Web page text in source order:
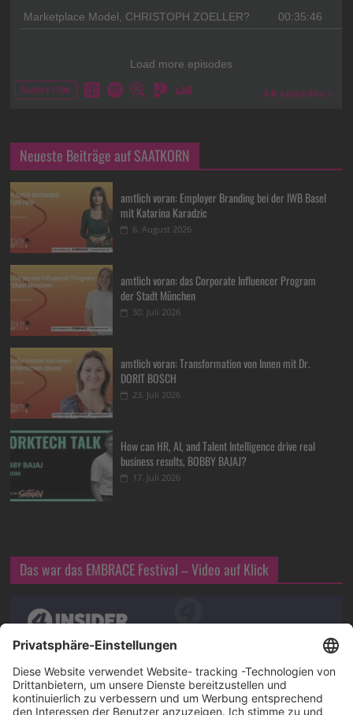
Neueste Beiträge auf SAATKORN
amtlich voran: Employer Branding bei der IWB Basel
mit Katarina Karadzic
6. August 2026
amtlich voran: das Corporate Influencer Program
der Stadt München
30. Juli 2026
amtlich voran: Transformation von Innen mit Dr.
DORIT BOSCH
23. Juli 2026
How can HR, AI, and Talent Intelligence drive real
business results, BOBBY BAJAJ?
17. Juli 2026
Das war das EMBRACE Festival – Video auf Klick